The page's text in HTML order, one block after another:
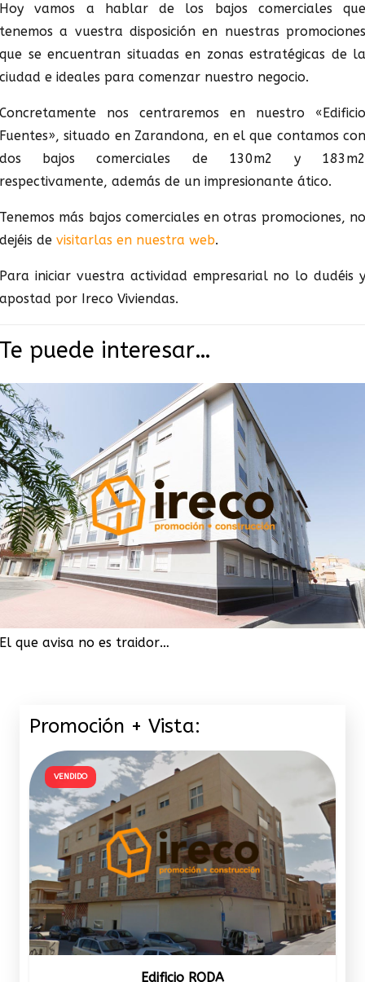
Hoy vamos a hablar de los bajos comerciales que
tenemos a vuestra disposición en nuestras promociones
que se encuentran situadas en zonas estratégicas de la
ciudad e ideales para comenzar nuestro negocio.
Concretamente nos centraremos en nuestro «Edificio
Fuentes», situado en Zarandona, en el que contamos con
dos bajos comerciales de 130m2 y 183m2
respectivamente, además de un impresionante ático.
Tenemos más bajos comerciales en otras promociones, no
dejéis de visitarlas en nuestra web.
Para iniciar vuestra actividad empresarial no lo dudéis y
apostad por Ireco Viviendas.
Te puede interesar…
El que avisa no es traidor…
Promoción + Vista:
VENDIDO
Edificio RODA